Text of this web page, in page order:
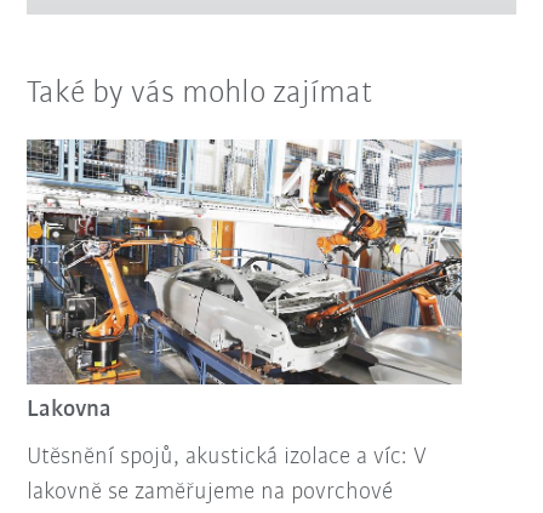
Také by vás mohlo zajímat
Lakovna
Utěsnění spojů, akustická izolace a víc: V
lakovně se zaměřujeme na povrchové